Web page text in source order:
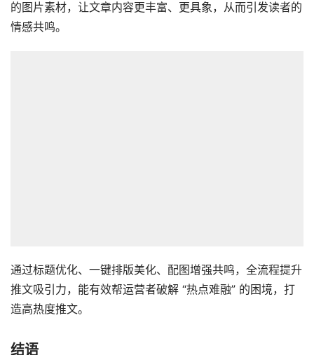
的图片素材，让文章内容更丰富、更具象，从而引发读者的
情感共鸣。
通过标题优化、一键排版美化、配图增强共鸣，全流程提升
推文吸引力，能有效帮运营者破解 “热点难融” 的困境，打
造高热度推文。
结语